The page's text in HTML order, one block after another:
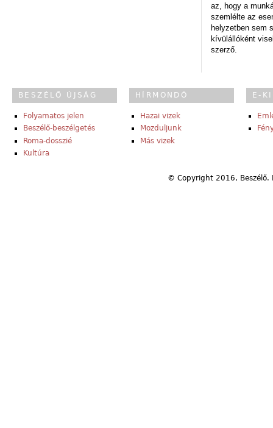
az, hogy a
szemlélte az
helyzetben sem
kívülállóként
szerző.
BESZÉLŐ ÚJSÁG
Folyamatos jelen
Beszélő-beszélgetés
Roma-dosszié
Kultúra
HÍRMONDÓ
Hazai vizek
Mozduljunk
Más vizek
E-
© Copyright 2016,